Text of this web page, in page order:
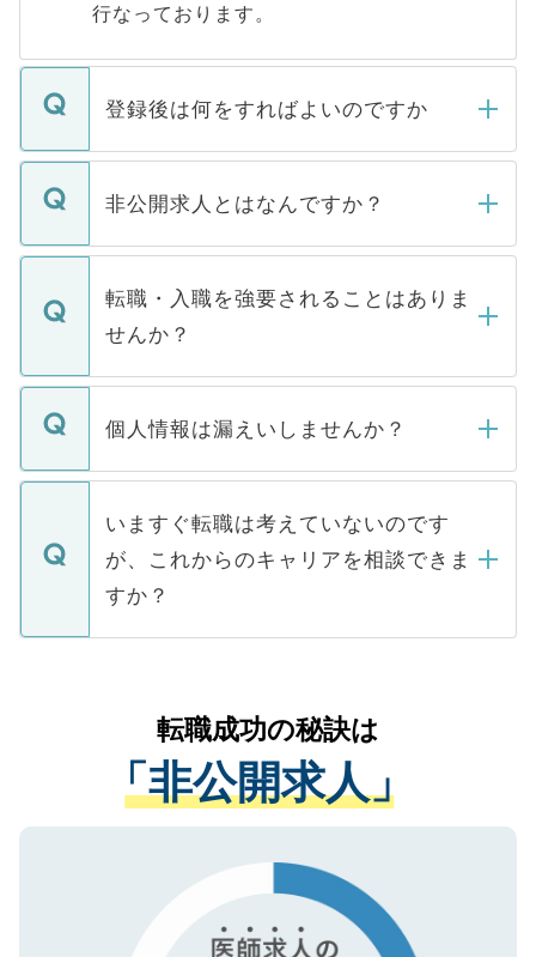
行なっております。
登録後は何をすればよいのですか
ご登録いただきましたら、弊社担当者がご
登録内容を確認し、その後メールもしくは
ます。通常、5営業日以内にはご連絡をせて
いただきますので、しばらくお待ちくださ
非公開求人とはなんですか？
マイナビDOCTORで取り扱っている求人の
うち約3割は、Webサイトからご覧いただ
けない「非公開求人」です。非公開求人は
下記の理由によって、一般には公開してい
ません。
■応募殺到を避けるため 人気のある医療機
関を公にしてしまうと、応募が殺到する場
に、医療機関が求める条件に合った人材の
みを人材紹介会社に依頼するケースが増え
ています。
転職・入職を強要されることはありま
せんか？
転職・入職を強要することは一切ありませ
ん。また、仮に応募先から内定をいただい
定を承諾する必要はありません。内定先へ
の辞退の連絡はキャリアパートナーが行い
個人情報は漏えいしませんか？
個人情報が漏えいすることはありませんの
で、ご安心ください。当サイトからの登録
などで収集したご登録者様の個人情報は、
ご本人のキャリアアップおよび転職活動の
支援を目的に使用いたします。お預かりし
ているすべての個人データはご本人の許可
は、個人情報の取り扱いについての厳密な
管理基準を満たした事業者のみに付与され
る、プライバシーマークを取得済みです。
で、機密保持に関してもご安心ください。
いますぐ転職は考えていないのです
が、これからのキャリアを相談できま
すか？
かがいして、現在の医療機関の状況や紹介
経験をまじえながら、適切なアドバイスを
させていただきます。すぐにご転職をされ
ない方には、長期的なサポートが可能です
ので、まずはご登録ください。
転職成功の秘訣は
「非公開求人」